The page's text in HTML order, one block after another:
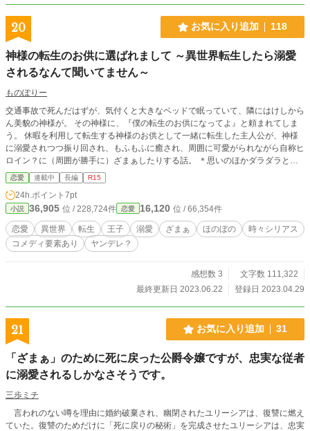
20 お気に入り追加 118
神様の転生のお供に選ばれまして ～異世界転生したら溺愛
されるなんて聞いてません～
ものぽりー
交通事故で死んだはずが、気付くと大きなベッドで眠っていて、隣にはけしから
ん美貌の神様が。 その神様に、『僕の転生のお供になってよ』と頼まれてしま
う。 休暇を利用して転生する神様のお供として一緒に転生した主人公が、神様
に溺愛されつつ振り回され、もふもふに癒され、周囲に可愛がられながら自称ヒ
ロイン？に（周囲が勝手に）ざまぁしたりする話。 ＊思いのほかダラダラと長
引いてしまってます。なるべくざっくり進められるよう努力します… ＊マイペ
ース投稿予定です。 ＊誤字脱字ありましたら教えていただけると助かります。
＊設定ゆるりふわりです。お目こぼしください。 ＊R-15は保険です。
恋愛 連載中 長編 R15
24h.ポイント 7pt
小説 36,905 位 / 228,724件 恋愛 16,120 位 / 66,354件
恋愛 異世界 転生 王子 溺愛 ざまぁ ほのぼの
時々シリアス
コメディ要素あり
ヤンデレ？
感想数 3
文字数 111,322
最終更新日 2023.06.22
登録日 2023.04.29
21 お気に入り追加 31
「ざまぁ」のために死に戻った公爵令嬢ですが、忠実な従者
に溺愛されるしかなさそうです。
三歩ミチ
言われのない噂を理由に婚約破棄され、幽閉されたユリーシアは、復讐に燃え
ていた。復讐のためだけに「死に戻りの秘術」を完成させたユリーシアは、忠実